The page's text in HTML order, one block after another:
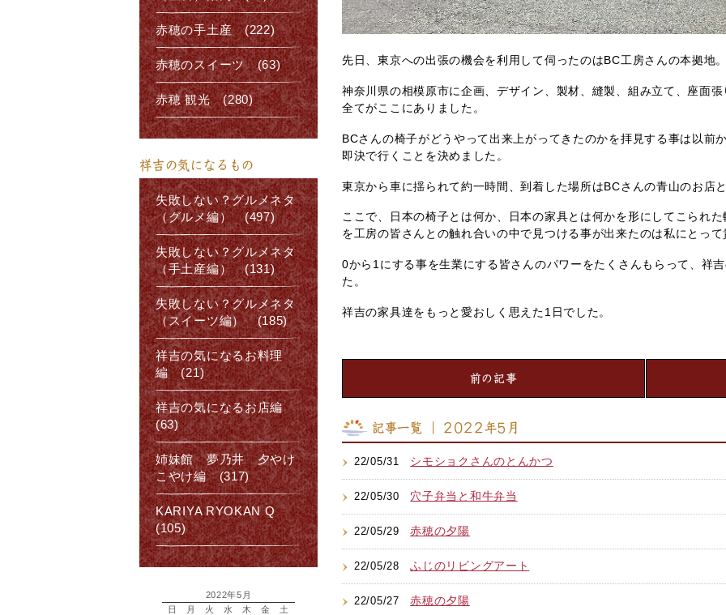
先日、東京への出張の機会を利用して伺ったのはBC工房さんの本拠地
神奈川県の相模原市に企画、デザイン、製材、縫製、組み立て、座面
全てがここにありました。
BCさんの椅子がどうやって出来上がってきたのかを拝見する事は以前
即決で行くことを決めました。
東京から車に揺られて約一時間、到着した場所はBCさんの青山のお店
ここで、日本の椅子とは何か、日本の家具とは何かを形にしてこられ
を工房の皆さんとの触れ合いの中で見つける事が出来たのは私にとっ
0から1にする事を生業にする皆さんのパワーをたくさんもらって、祥
た。
祥吉の家具達をもっと愛おしく思えた1日でした。
前の記事
記事一覧 ｜ 2022年5月
22/05/31 シモショクさんのとんかつ
22/05/30 穴子弁当と和牛弁当
22/05/29赤穂の夕陽
22/05/28ふじのリビングアート
22/05/27赤穂の夕陽
赤穂の手土産 (222)
赤穂のスイーツ (63)
赤穂 観光 (280)
祥吉の気になるもの
失敗しない？グルメネタ
（グルメ編） (497)
失敗しない？グルメネタ
（手土産編） (131)
失敗しない？グルメネタ
（スイーツ編） (185)
祥吉の気になるお料理
編 (21)
祥吉の気になるお店編
(63)
姉妹館 夢乃井 夕やけ
こやけ編 (317)
KARIYA RYOKAN Q
(105)
2022年5月
日
月 火 水 木 金
土